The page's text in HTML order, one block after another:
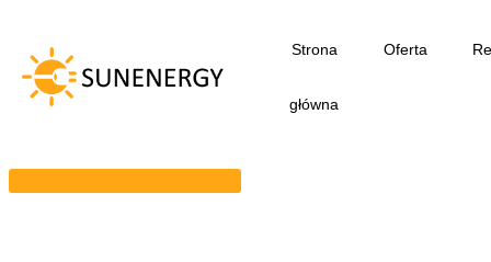
treści
Strona
główna
Oferta